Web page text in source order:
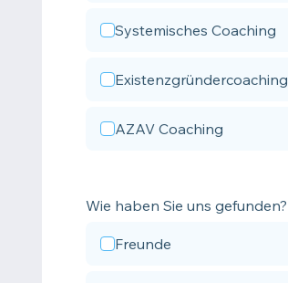
Systemisches Coaching
Existenzgründercoaching
AZAV Coaching
Wie haben Sie uns gefunden?
Freunde